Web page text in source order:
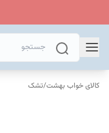
کالای خواب بهشت/تشک